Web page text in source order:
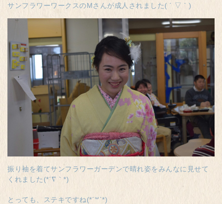
サンフラワーワークスのMさんが成人されました( ´ ▽ ` )
振り袖を着てサンフラワーガーデンで晴れ姿をみんなに見せて
くれました(*´∇｀*)
とっても、ステキですね(*´꒳`*)